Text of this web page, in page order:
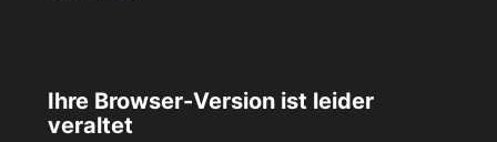
Ihre Browser-Version ist leider
veraltet